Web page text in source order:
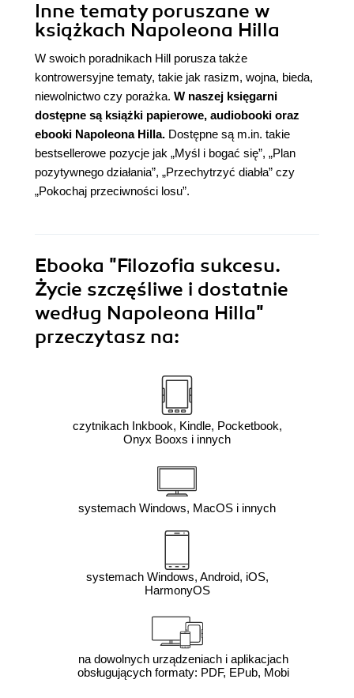
Inne tematy poruszane w
książkach Napoleona Hilla
W swoich poradnikach Hill porusza także
kontrowersyjne tematy, takie jak rasizm, wojna, bieda,
niewolnictwo czy porażka. W naszej księgarni
dostępne są książki papierowe, audiobooki oraz
ebooki Napoleona Hilla. Dostępne są m.in. takie
bestsellerowe pozycje jak „Myśl i bogać się”, „Plan
pozytywnego działania”, „Przechytrzyć diabła” czy
„Pokochaj przeciwności losu”.
Ebooka "Filozofia sukcesu.
Życie szczęśliwe i dostatnie
według Napoleona Hilla"
przeczytasz na:
czytnikach Inkbook, Kindle, Pocketbook,
Onyx Booxs i innych
systemach Windows, MacOS i innych
systemach Windows, Android, iOS,
HarmonyOS
na dowolnych urządzeniach i aplikacjach
obsługujących formaty: PDF, EPub, Mobi